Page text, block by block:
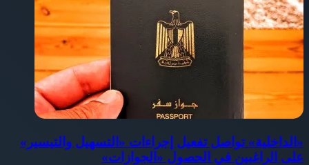
«الداخلية» تواصل تفعيل إجراءات «التسهيل والتيسير»
على الراغبين في الحصول «الجوازات»